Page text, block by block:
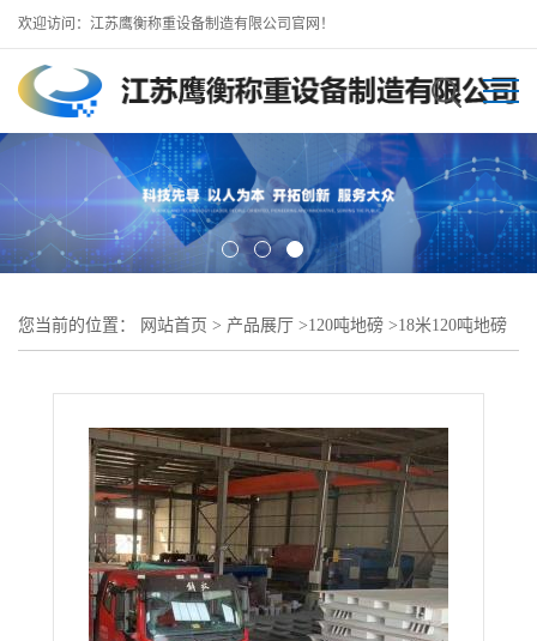
欢迎访问：江苏鹰衡称重设备制造有限公司官网！
您当前的位置： 网站首页 > 产品展厅 >120吨地磅 >18米120吨地磅